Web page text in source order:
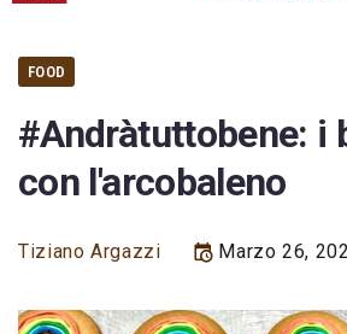
FOOD
#Andràtuttobene: i
con l'arcobaleno
Tiziano Argazzi Marzo 26,